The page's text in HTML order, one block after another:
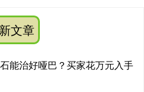
文章
能治好哑巴？买家花万元入手